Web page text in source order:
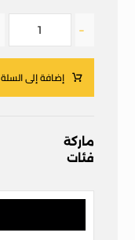
-
إضافة إلى السلة
ماركة
فئات